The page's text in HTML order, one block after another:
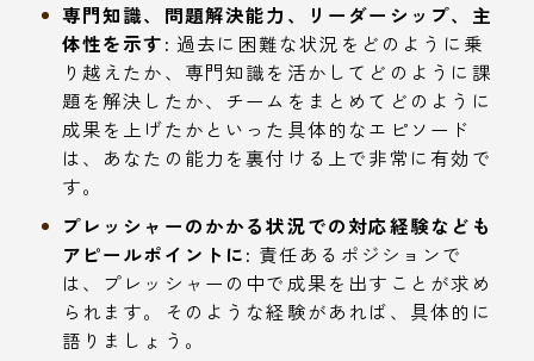
専門知識、問題解決能力、リーダーシップ、主
体性を示す: 過去に困難な状況をどのように乗
り越えたか、専門知識を活かしてどのように課
題を解決したか、チームをまとめてどのように
成果を上げたかといった具体的なエピソード
は、あなたの能力を裏付ける上で非常に有効で
す。
プレッシャーのかかる状況での対応経験なども
アピールポイントに: 責任あるポジションで
は、プレッシャーの中で成果を出すことが求め
られます。そのような経験があれば、具体的に
語りましょう。